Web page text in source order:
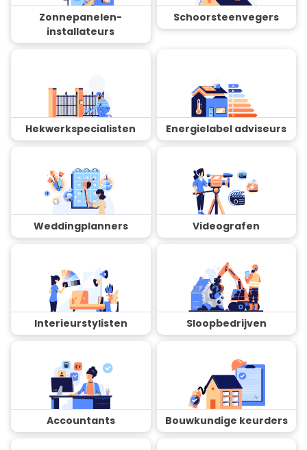
Zonnepanelen-
installateurs
Schoorsteenvegers
Hekwerkspecialisten Energielabel adviseurs
Weddingplanners Videografen
Interieurstylisten Sloopbedrijven
Accountants Bouwkundige keurders